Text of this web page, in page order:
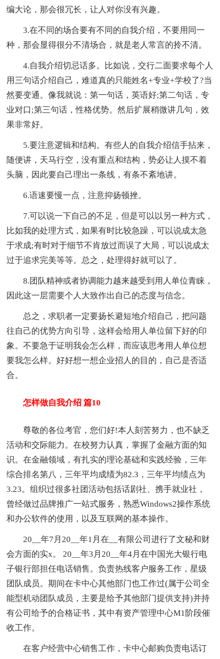
编大论，那会很冗长，让人对你没有兴趣。
3.在不同的场合要有不同的自我介绍，不要用同一
种，那会显得很分不清场合，就是老人常言的拎不清。
4.自我介绍切忌话多。比如说，交行二面要求每个人
用三句话介绍自己，难道真的只能姓名+专业+学校了?当
然要变通。像我就说：第一句话，英语好;第二句话，专
业对口;第三句话，性格优势。然后扩展稍微讲几句，效
果非常好。
5.要注意逻辑和结构。有些人的自我介绍信手拈来，
随便讲，天马行空，没有重点和结构，势必让人摸不着
头脑，因此要自己理出一条线，有条不紊地讲。
6.语速要慢一点，注意抑扬顿挫。
7.可以说一下自己的不足，但是可以以另一种方式，
比如我的处理方式，如果有时比较急躁，可以说成太急
于求成;有时对于细节不肯放过而误了大局，可以说成太
过于追求完美等等。总之，处理得好就可以了。
8.团队精神或者协调能力越来越受到用人单位青睐，
因此这一层需要个人大致作出自己的态度与信念。
总之，求职者一定要扬长避短地介绍自己，把问题
往自己的优势方向引导，这样会给用人单位留下好的印
象。不要急于证明我会怎么样，而应该思考用人单位想
要我怎么样。好好想一想企业招人的目的，自己是否适
合。
怎样做自我介绍 篇10
尊敬的各位考官，您们好!本人刻苦努力，也不缺乏
活动和交际能力。在校努力认真，掌握了金融方面的知
识。在金融领域，有扎实的理论基础和实践经验，三年
综合排名第八，三年平均成绩为82.3，三年平均绩点为
3.23。组织过很多社团活动包括话剧社、携手就业社，
曾经做过品牌推广一站式服务，熟悉Windows2操作系统
和办公软件的使用，以及互联网的基本操作。
20__年7月20__年1月在__有限公司进行了文秘和财
会方面的实x。 20__年3月20__年4月在中国光大银行电
子银行部担任电话销售。负责热线客户服务工作，星级
团队成员。期间在卡中心其他部门也工作过(属于公司全
能型机动团队成员，主要是给予其他部门提供支持)并持
有公司给予的合格证书，其中有资产管理中心M1阶段催
收工作。
在客户经营中心销售工作，卡中心邮购负责电话订